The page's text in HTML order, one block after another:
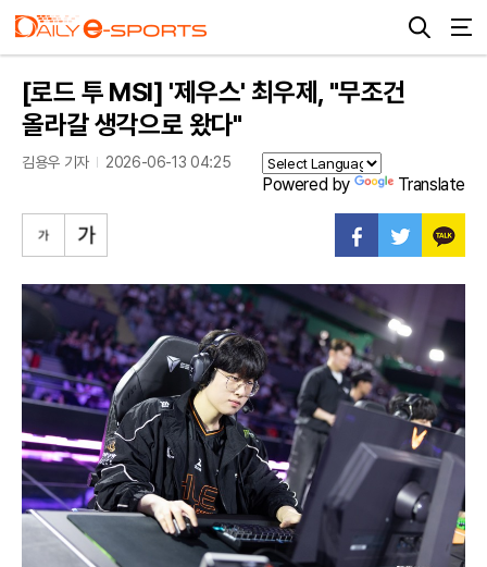
[로드 투 MSI] '제우스' 최우제, "무조건
올라갈 생각으로 왔다"
김용우 기자 2026-06-13 04:25
Powered by Translate